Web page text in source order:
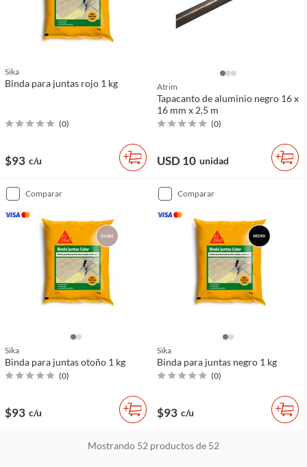
Sika
Binda para juntas rojo 1 kg
(0)
$93 c/u
Atrim
Tapacanto de aluminio negro 16 x
16 mm x 2,5 m
(0)
USD 10 unidad
comparar
Sika
Binda para juntas otoño 1 kg
(0)
$93 c/u
comparar
Sika
Binda para juntas negro 1 kg
(0)
$93 c/u
Mostrando 52 productos de 52